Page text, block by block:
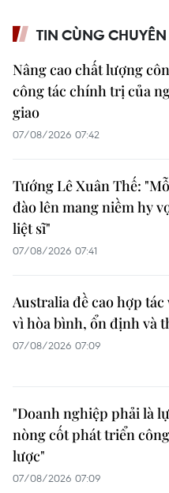
TIN CÙNG
Nâng cao chất lượng
công tác chính trị của
giao
07/08/2026 07:42
Tướng Lê Xuân Thế:
đào lên mang niềm hy
liệt sĩ"
07/08/2026 07:41
Australia đề cao hợp tác
vì hòa bình, ổn định và
07/08/2026 07:09
"Doanh nghiệp phải là
nòng cốt phát triển
lược"
07/08/2026 07:09